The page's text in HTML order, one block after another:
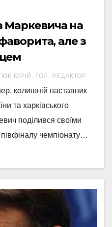
Маркевича на
але з
ЮРІЙ, ГОЛ. РЕДАКТОР
колишній наставник
та харківського
поділився своїми
чемпіонату…